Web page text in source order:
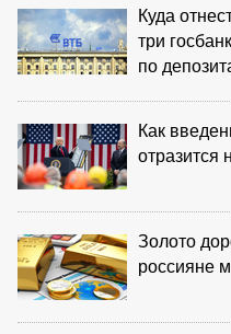
Куда
три
по
Как
отразится
Золото
россияне